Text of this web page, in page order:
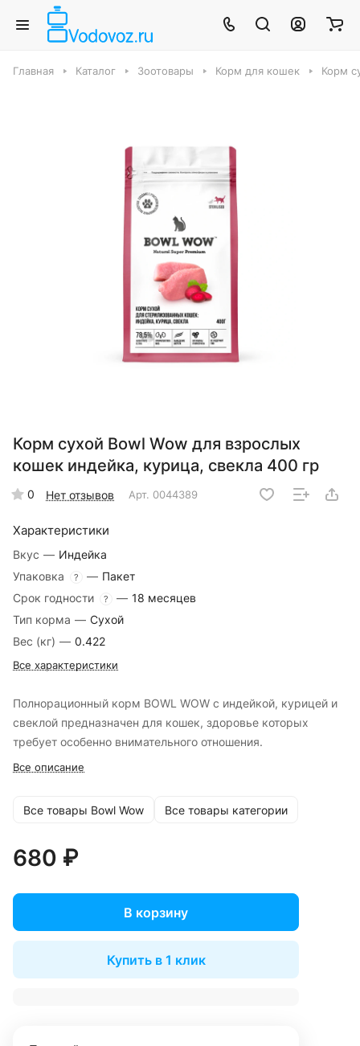
Главная Каталог Зоотовары Корм для кошек Корм
Корм сухой Bowl Wow для взрослых
кошек индейка, курица, свекла 400 гр
0 Нет отзывов Арт. 0044389
Характеристики
Вкус — Индейка
Упаковка
? — Пакет
Срок годности
? — 18 месяцев
Тип корма — Сухой
Вес (кг) — 0.422
Все характеристики
Полнорационный корм BOWL WOW с индейкой, курицей и
свеклой предназначен для кошек, здоровье которых
требует особенно внимательного отношения.
Все описание
Все товары Bowl Wow Все товары категории
680 ₽
В корзину
Купить в 1 клик